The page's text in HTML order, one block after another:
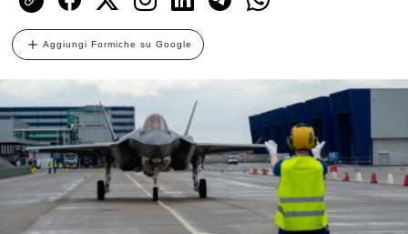
Aggiungi Formiche su Google